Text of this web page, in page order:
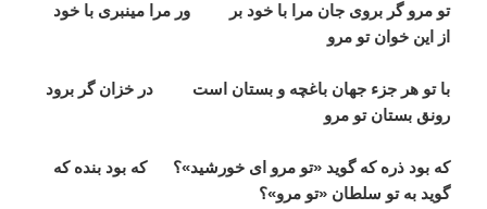
تو مرو گر بروی جان مرا با خود بر ور مرا می­نبری با خود
از این خوان تو مرو
با تو هر جزء جهان باغچه و بستان است در خزان گر برود
رونق بستان تو مرو
که بود ذره که گوید «تو مرو ای خورشید»؟ که بود بنده که
گوید به تو سلطان «تو مرو»؟